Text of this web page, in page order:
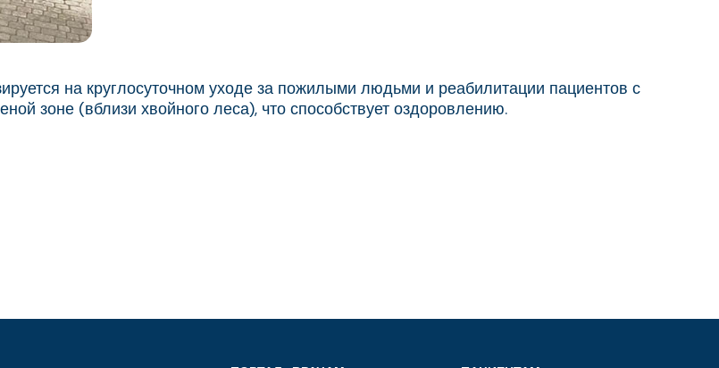
на круглосуточном уходе за пожилыми людьми и реабилитации пациентов с
зоне (вблизи хвойного леса), что способствует оздоровлению.